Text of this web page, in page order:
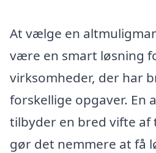
At vælge en
være en smart løsning
virksomheder, der har
forskellige opgaver. En
tilbyder en bred vifte af
gør det nemmere at få